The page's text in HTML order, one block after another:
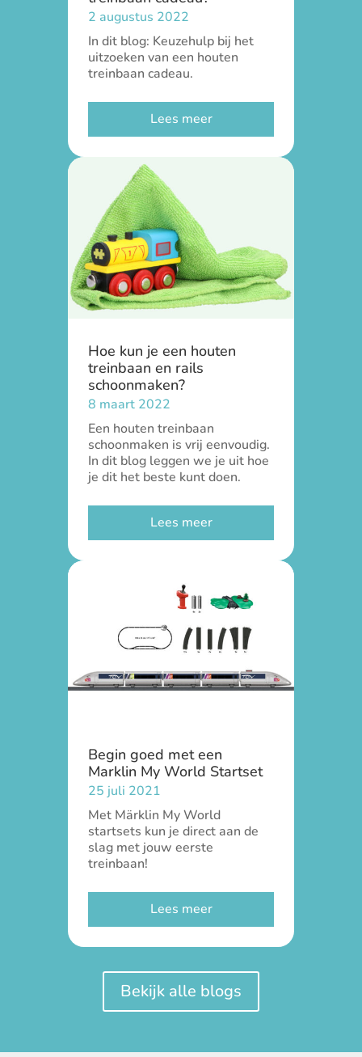
2 augustus 2022
In dit blog: Keuzehulp bij het
uitzoeken van een houten
treinbaan cadeau.
Lees meer
Hoe kun je een houten
treinbaan en rails
schoonmaken?
8 maart 2022
Een houten treinbaan
schoonmaken is vrij eenvoudig.
In dit blog leggen we je uit hoe
je dit het beste kunt doen.
Lees meer
Begin goed met een
Marklin My World Startset
25 juli 2021
Met Märklin My World
startsets kun je direct aan de
slag met jouw eerste
treinbaan!
Lees meer
Bekijk alle blogs